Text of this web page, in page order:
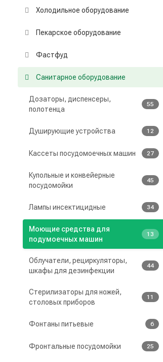
Холодильное оборудование
Пекарское оборудование
Фастфуд
Санитарное оборудование
Дозаторы, диспенсеры,
полотенца
55
Душирующие устройства 12
Кассеты посудомоечных машин 27
Купольные и конвейерные
посудомойки
45
Лампы инсектицидные 34
Моющие средства для
подумоечных машин
13
Облучатели, рециркуляторы,
шкафы для дезинфекции
44
Стерилизаторы для ножей,
столовых приборов
11
Фонтаны питьевые 6
Фронтальные посудомойки 25